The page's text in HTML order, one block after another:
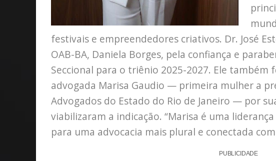
festivais e empreendedores criativos. Dr. José
OAB-BA, Daniela Borges, pela confiança e
Seccional para o triênio 2025-2027. Ele também
advogada Marisa Gaudio — primeira mulher a
Advogados do Estado do Rio de Janeiro — por
viabilizaram a indicação. “Marisa é uma
para uma advocacia mais plural e conectada
PUBLICIDADE